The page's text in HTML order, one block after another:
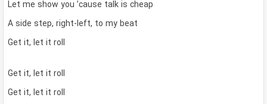
Let me show you ’cause talk is cheap
A side step, right-left, to my beat
Get it, let it roll
Get it, let it roll
Get it, let it roll